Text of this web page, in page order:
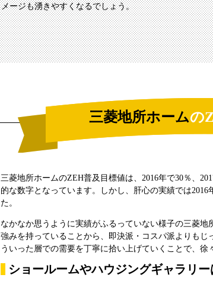
メージも湧きやすくなるでしょう。
三菱地所ホームの
三菱地所ホームのZEH普及目標値は、2016年で30％、
的な数字となっています。しかし、肝心の実績では
た。
なかなか思うように実績がふるっていない様子の三菱
強みを持っていることから、即決派・コスパ派よりも
ういった層での需要を丁寧に拾い上げていくことで、徐
ショールームやハウジングギャラリ